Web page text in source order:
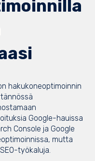
hakukoneoptimoinnin
Google-hauissa
Console ja Google
mutta
työkaluja.